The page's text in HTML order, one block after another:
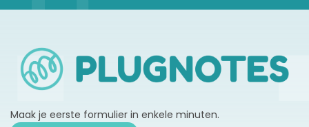
Maak je eerste formulier in enkele minuten.